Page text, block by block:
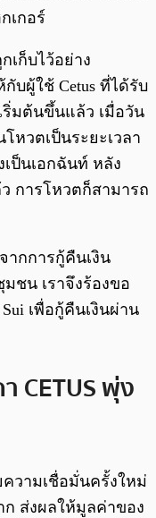
เกอร์
เก็บไว้อย่าง
บผู้ใช้ Cetus ที่ได้รับ
มต้นขึ้นแล้ว เมื่อวัน
หวตเป็นระยะเวลา
ป็นเอกฉันท์ หลัง
การโหวตก็สามารถ
จากการกู้คืนเงิน
ชน เราจึงร้องขอ
เพื่อกู้คืนเงินผ่าน
CETUS พุ่ง
วามเชื่อมั่นครั้งใหม่
ส่งผลให้มูลค่าของ